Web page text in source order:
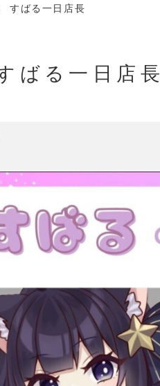
すばる一日店長
ばる一日店長